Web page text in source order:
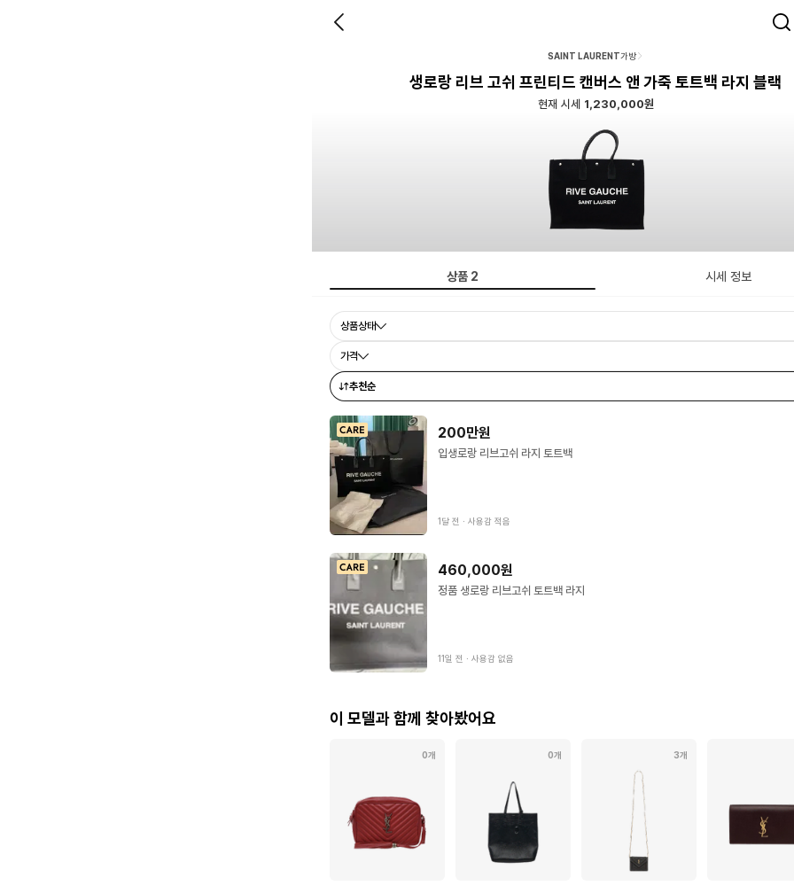
SAINT LAURENT가방
생로랑 리브 고쉬 프린티드 캔버스 앤 가죽 토트백 라지 블랙
현재 시세 1,230,000원
상품 2 시세 정보
상품상태
가격
추천순
200만원
입생로랑 리브고쉬 라지 토트백
1달 전 ∙ 사용감 적음
460,000원
정품 생로랑 리브고쉬 토트백 라지
11일 전 ∙ 사용감 없음
이 모델과 함께 찾아봤어요
0개 0개 3개